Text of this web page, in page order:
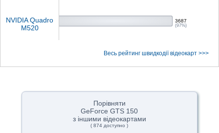
NVIDIA Quadro
M520
3687
(97%)
Весь рейтинг швидкодії відеокарт >>>
Порівняти
GeForce GTS 150
з іншими відеокартами
( 874 доступно )